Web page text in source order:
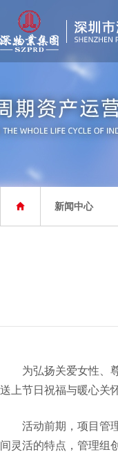
 新闻中心
为弘扬关爱女性、
送上节日祝福与暖心关怀
活动前期，项目管
间灵活的特点，管理组